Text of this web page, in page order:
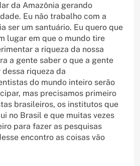
da Amazônia gerando
Eu não trabalho com a
ser um santuário. Eu quero que
lugar em que o mundo tire
a riqueza da nossa
a gente saber o que a gente
riqueza da
do mundo inteiro serão
mas precisamos primeiro
brasileiros, os institutos que
no Brasil e que muitas vezes
para fazer as pesquisas
encontro as coisas vão